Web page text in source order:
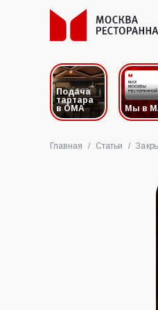
Подача
тартара
в ОМА
Мы в
Главная / Статьи /